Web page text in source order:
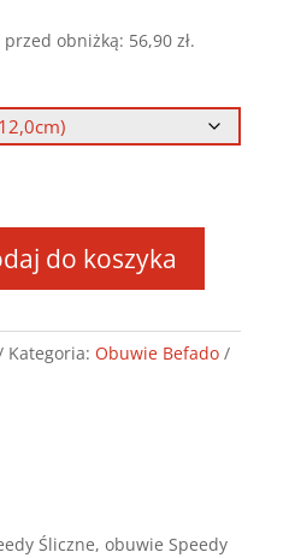
obniżką: 56,90 zł.
do koszyka
Kategoria: Obuwie Befado
Śliczne, obuwie Speedy